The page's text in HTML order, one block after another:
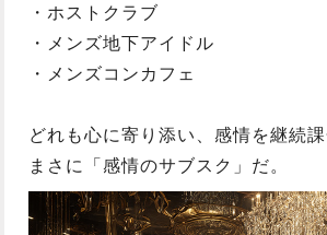
・ホストクラブ
・メンズ地下アイドル
・メンズコンカフェ
どれも心に寄り添い、感情を継続課
まさに「感情のサブスク」だ。